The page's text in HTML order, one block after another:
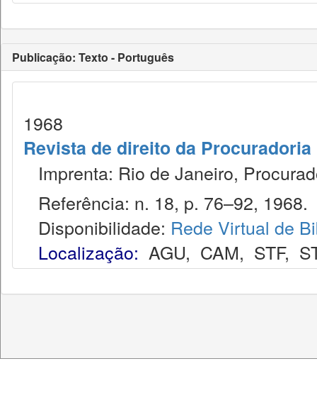
Publicação: Texto - Português
1968
Revista de direito da Procuradoria
Imprenta: Rio de Janeiro,
Referência: n. 18, p. 76–92, 1968.
Disponibilidade: Rede Virtual de
Localização: AGU, CAM, STF,